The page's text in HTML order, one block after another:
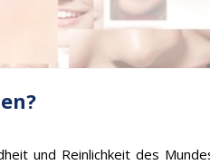
und Reinlichkeit des